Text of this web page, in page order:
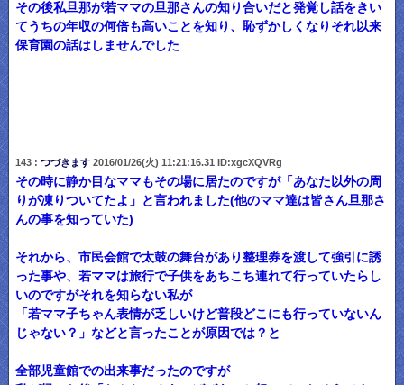
その後私旦那が若ママの旦那さんの知り合いだと発覚し話をきい
てうちの年収の何倍も高いことを知り、恥ずかしくなりそれ以来
保育園の話はしませんでした
143 : つづきます2016/01/26(火) 11:21:16.31 ID:xgcXQVRg
その時に静か目なママもその場に居たのですが「あなた以外の周
りが凍りついてたよ」と言われました(他のママ達は皆さん旦那さ
んの事を知っていた)
それから、市民会館で太鼓の舞台があり整理券を渡して強引に誘
った事や、若ママは旅行で子供をあちこち連れて行っていたらし
いのですがそれを知らない私が
「若ママ子ちゃん表情が乏しいけど普段どこにも行っていないん
じゃない？」などと言ったことが原因では？と
全部児童館での出来事だったのですが